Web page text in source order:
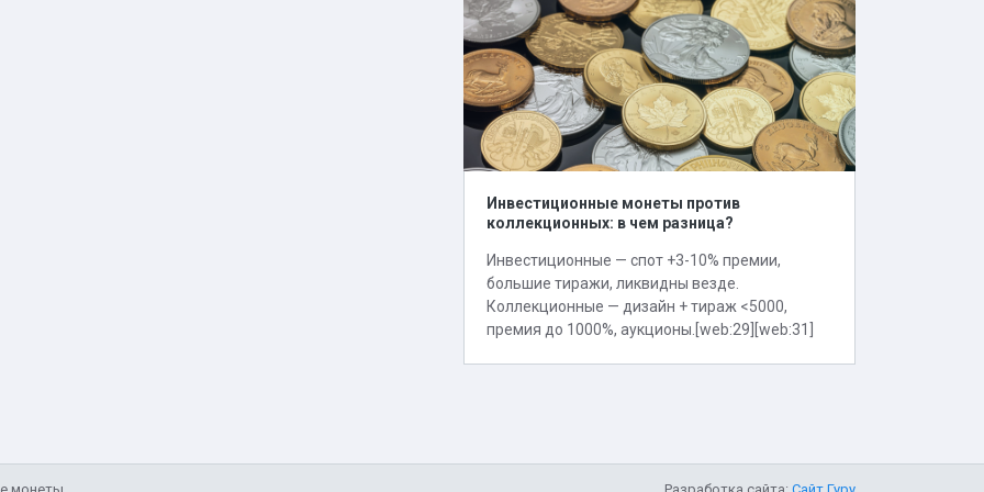
Инвестиционные монеты против
коллекционных: в чем разница?
Инвестиционные — спот +3-10% премии,
большие тиражи, ликвидны везде.
Коллекционные — дизайн + тираж <5000,
премия до 1000%, аукционы.[web:29][web:31]